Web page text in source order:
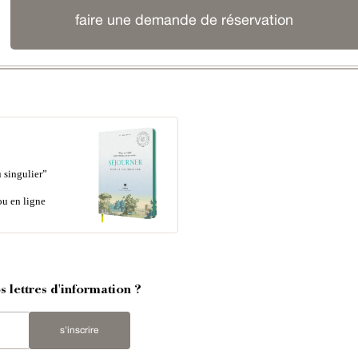
faire une demande de réservation
singulier”
en ligne
lettres d'information ?
s'inscrire